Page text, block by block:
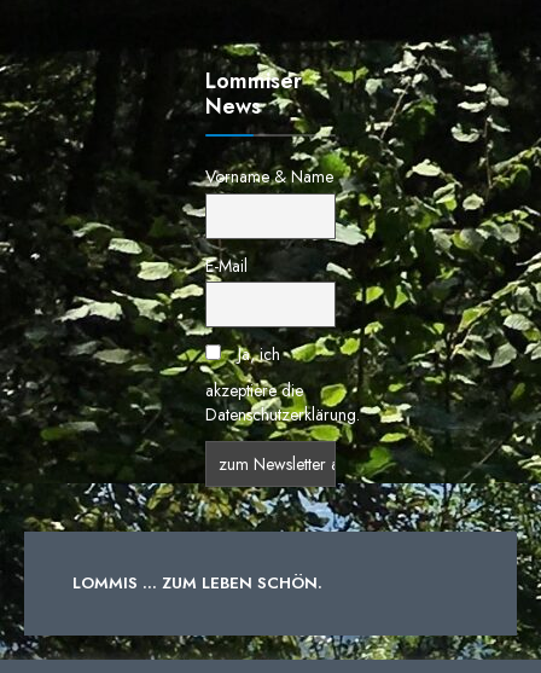
Lommiser
News
Vorname & Name
E-Mail
Ja, ich
akzeptiere die
Datenschutzerklärung.
LOMMIS ... ZUM LEBEN SCHÖN.